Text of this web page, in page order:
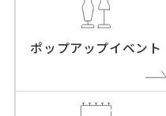
ポップアップイベント